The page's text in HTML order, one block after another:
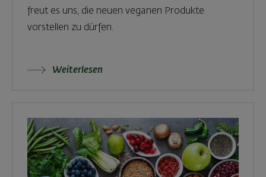
freut es uns, die neuen veganen Produkte
vorstellen zu dürfen.
Weiterlesen